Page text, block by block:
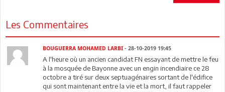
Les Commentaires
BOUGUERRA MOHAMED LARBI- 28-10-2019 19:45
A l'heure où un ancien candidat FN essayant de mettre le feu
à la mosquée de Bayonne avec un engin incendiaire ce 28
octobre a tiré sur deux septuagénaires sortant de l'édifice
qui sont maintenant entre la vie et la mort, il faut rappeler